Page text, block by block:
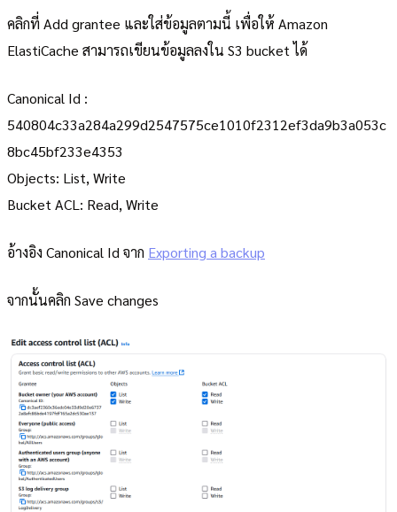
คลิกที่ Add grantee และใส่ข้อมูลตามนี้ เพื่อให้ Amazon
ElastiCache สามารถเขียนข้อมูลลงใน S3 bucket ได้
Canonical Id :
540804c33a284a299d2547575ce1010f2312ef3da9b3a053c
8bc45bf233e4353
Objects: List, Write
Bucket ACL: Read, Write
อ้างอิง Canonical Id จาก Exporting a backup
จากนั้นคลิก Save changes